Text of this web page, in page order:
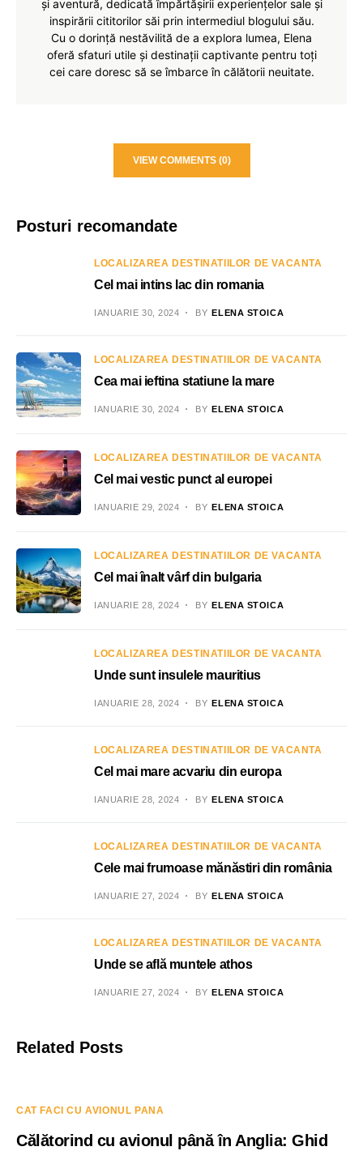
și aventură, dedicată împărtășirii experiențelor sale și
inspirării cititorilor săi prin intermediul blogului său.
Cu o dorință nestăvilită de a explora lumea, Elena
oferă sfaturi utile și destinații captivante pentru toți
cei care doresc să se îmbarce în călătorii neuitate.
VIEW COMMENTS (0)
Posturi recomandate
LOCALIZAREA DESTINATIILOR DE VACANTA
Cel mai intins lac din romania
IANUARIE 30, 2024 BY ELENA STOICA
LOCALIZAREA DESTINATIILOR DE VACANTA
Cea mai ieftina statiune la mare
IANUARIE 30, 2024 BY ELENA STOICA
LOCALIZAREA DESTINATIILOR DE VACANTA
Cel mai vestic punct al europei
IANUARIE 29, 2024 BY ELENA STOICA
LOCALIZAREA DESTINATIILOR DE VACANTA
Cel mai înalt vârf din bulgaria
IANUARIE 28, 2024 BY ELENA STOICA
LOCALIZAREA DESTINATIILOR DE VACANTA
Unde sunt insulele mauritius
IANUARIE 28, 2024 BY ELENA STOICA
LOCALIZAREA DESTINATIILOR DE VACANTA
Cel mai mare acvariu din europa
IANUARIE 28, 2024 BY ELENA STOICA
LOCALIZAREA DESTINATIILOR DE VACANTA
Cele mai frumoase mănăstiri din românia
IANUARIE 27, 2024 BY ELENA STOICA
LOCALIZAREA DESTINATIILOR DE VACANTA
Unde se află muntele athos
IANUARIE 27, 2024 BY ELENA STOICA
Related Posts
CAT FACI CU AVIONUL PANA
Călătorind cu avionul până în Anglia: Ghid